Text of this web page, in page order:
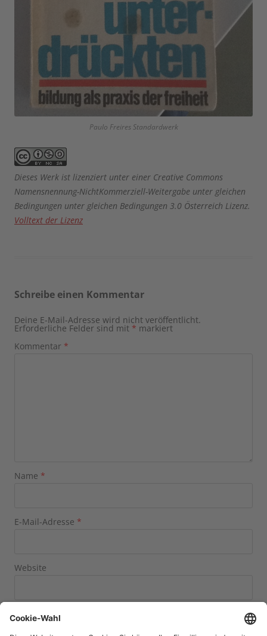
Paulo Freires Standardwerk
Dieses Werk ist lizenziert unter einer Creative Commons
Namensnennung-NichtKommerziell-Weitergabe unter gleichen
Bedingungen unter gleichen Bedingungen 3.0 Österreich Lizenz.
Volltext der Lizenz
Schreibe einen Kommentar
Deine E-Mail-Adresse wird nicht veröffentlicht.
Erforderliche Felder sind mit * markiert
Kommentar *
Name *
E-Mail-Adresse *
Website
Name, E-Mail-Adresse und Website in diesem Browser